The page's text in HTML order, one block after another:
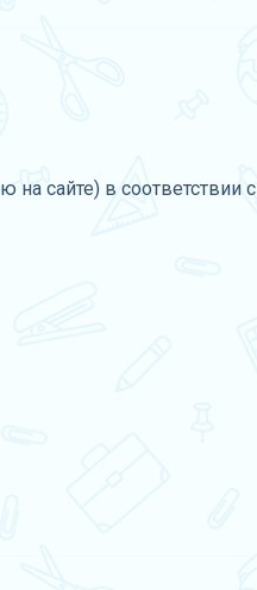
на сайте) в соответствии с